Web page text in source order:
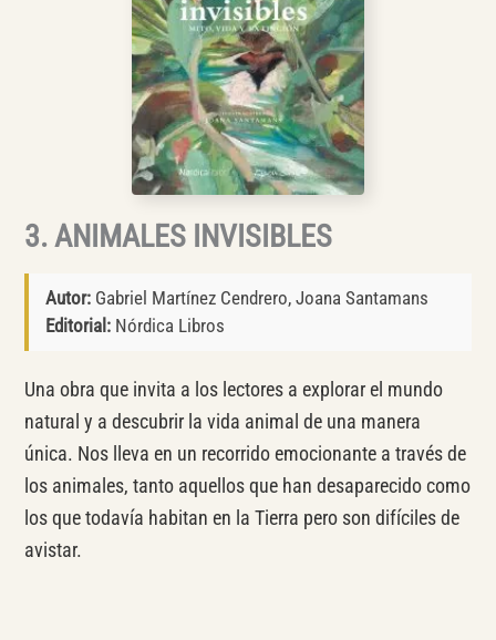
3. ANIMALES INVISIBLES
Autor:Gabriel Martínez Cendrero, Joana Santamans
Editorial:Nórdica Libros
Una obra que invita a los lectores a explorar el mundo
natural y a descubrir la vida animal de una manera
única. Nos lleva en un recorrido emocionante a través de
los animales, tanto aquellos que han desaparecido como
los que todavía habitan en la Tierra pero son difíciles de
avistar.